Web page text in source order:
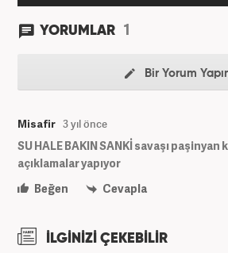
YORUMLAR 1
Bir Yorum
Misafir 3 yıl önce
SU HALE BAKIN SANKİ savaşı paşinyan
açıklamalar yapıyor
Beğen
Cevapla
İLGİNİZİ ÇEKEBİLİR